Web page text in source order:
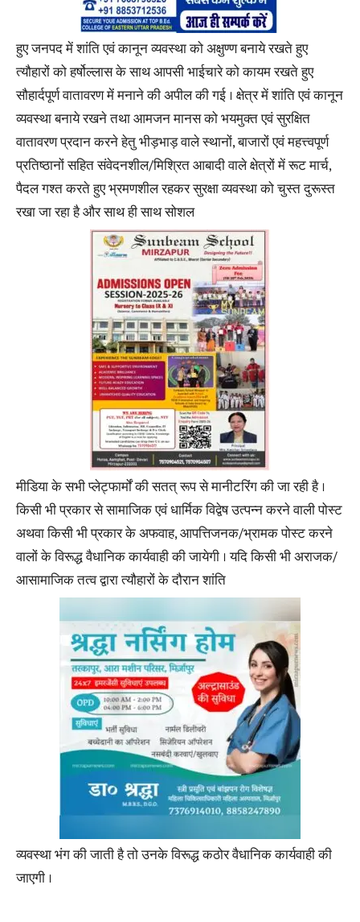
हुए जनपद में शांति एवं कानून व्यवस्था को अक्षुण्ण बनाये रखते हुए
त्यौहारों को हर्षोल्लास के साथ आपसी भाईचारे को कायम रखते हुए
सौहार्दपूर्ण वातावरण में मनाने की अपील की गई । क्षेत्र में शांति एवं कानून
व्यवस्था बनाये रखने तथा आमजन मानस को भयमुक्त एवं सुरक्षित
वातावरण प्रदान करने हेतु भीड़भाड़ वाले स्थानों, बाजारों एवं महत्त्वपूर्ण
प्रतिष्ठानों सहित संवेदनशील/मिश्रित आबादी वाले क्षेत्रों में रूट मार्च,
पैदल गश्त करते हुए भ्रमणशील रहकर सुरक्षा व्यवस्था को चुस्त दुरूस्त
रखा जा रहा है और साथ ही साथ सोशल
मीडिया के सभी प्लेट्फार्मों की सतत् रूप से मानीटरिंग की जा रही है ।
किसी भी प्रकार से सामाजिक एवं धार्मिक विद्वेष उत्पन्न करने वाली पोस्ट
अथवा किसी भी प्रकार के अफवाह, आपत्तिजनक/भ्रामक पोस्ट करने
वालों के विरूद्ध वैधानिक कार्यवाही की जायेगी । यदि किसी भी अराजक/
आसामाजिक तत्व द्वारा त्यौहारों के दौरान शांति
व्यवस्था भंग की जाती है तो उनके विरूद्ध कठोर वैधानिक कार्यवाही की
जाएगी ।